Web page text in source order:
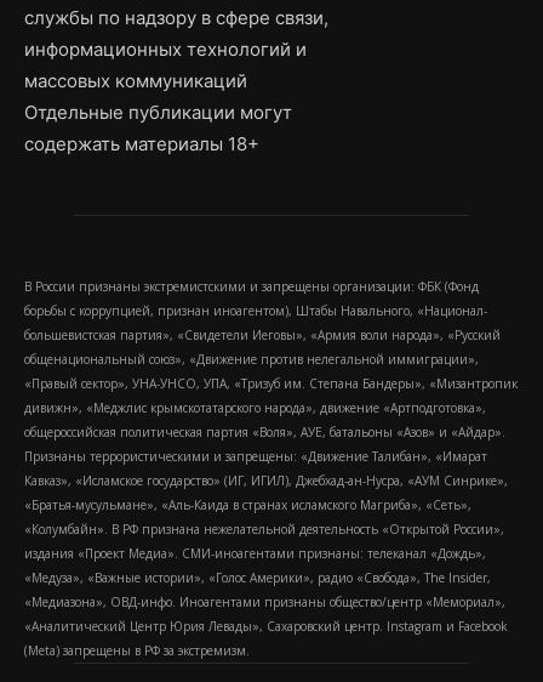
службы по надзору в сфере связи,
информационных технологий и
массовых коммуникаций
Отдельные публикации могут
содержать материалы 18+
В России признаны экстремистскими и запрещены организации: ФБК (Фонд
борьбы с коррупцией, признан иноагентом), Штабы Навального, «Национал-
большевистская партия», «Свидетели Иеговы», «Армия воли народа», «Русский
общенациональный союз», «Движение против нелегальной иммиграции»,
«Правый сектор», УНА-УНСО, УПА, «Тризуб им. Степана Бандеры», «Мизантропик
дивижн», «Меджлис крымскотатарского народа», движение «Артподготовка»,
общероссийская политическая партия «Воля», АУЕ, батальоны «Азов» и «Айдар».
Признаны террористическими и запрещены: «Движение Талибан», «Имарат
Кавказ», «Исламское государство» (ИГ, ИГИЛ), Джебхад-ан-Нусра, «АУМ Синрике»,
«Братья-мусульмане», «Аль-Каида в странах исламского Магриба», «Сеть»,
«Колумбайн». В РФ признана нежелательной деятельность «Открытой России»,
издания «Проект Медиа». СМИ-иноагентами признаны: телеканал «Дождь»,
«Медуза», «Важные истории», «Голос Америки», радио «Свобода», The Insider,
«Медиазона», ОВД-инфо. Иноагентами признаны общество/центр «Мемориал»,
«Аналитический Центр Юрия Левады», Сахаровский центр. Instagram и Facebook
(Metа) запрещены в РФ за экстремизм.